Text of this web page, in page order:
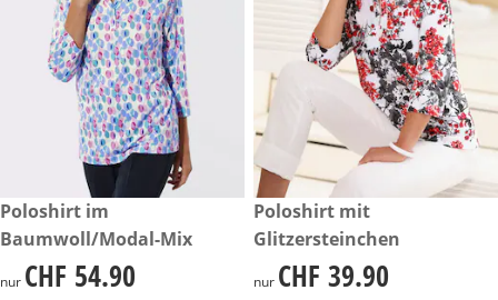
CHF 54.90
Poloshirt im
Baumwoll/Modal-Mix
CHF 54.90
nur CHF 54.90
CHF 39.90
Poloshirt mit
Glitzersteinchen
CHF 39.90
nur CHF 39.90